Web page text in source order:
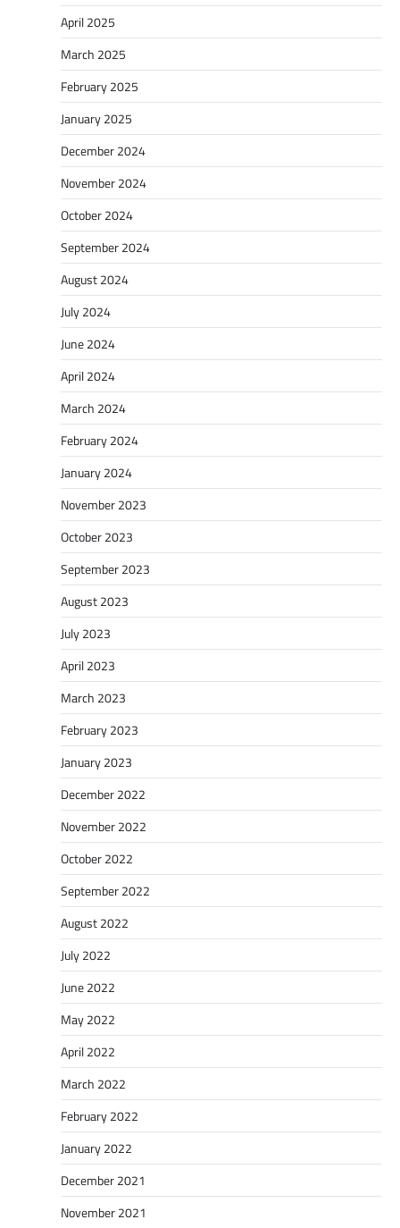
April 2025
March 2025
February 2025
January 2025
December 2024
November 2024
October 2024
September 2024
August 2024
July 2024
June 2024
April 2024
March 2024
February 2024
January 2024
November 2023
October 2023
September 2023
August 2023
July 2023
April 2023
March 2023
February 2023
January 2023
December 2022
November 2022
October 2022
September 2022
August 2022
July 2022
June 2022
May 2022
April 2022
March 2022
February 2022
January 2022
December 2021
November 2021